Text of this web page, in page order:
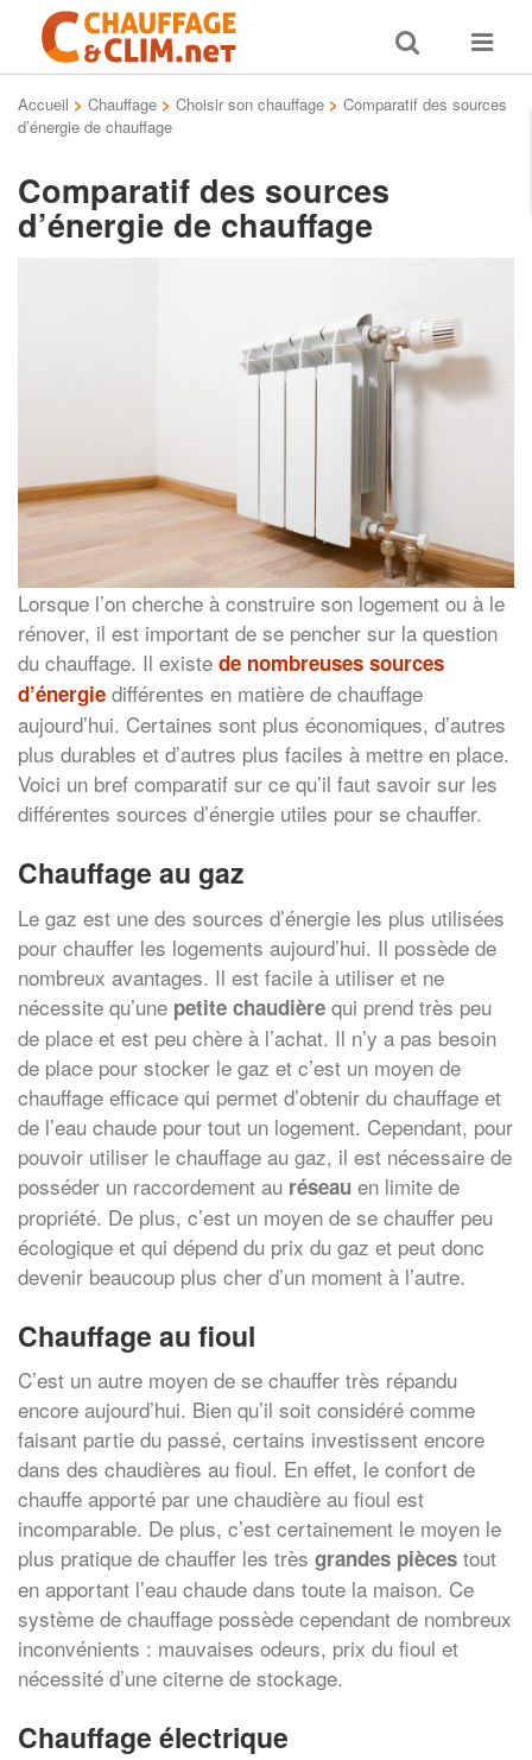
Toggle
search
Toggle
Accueil > Chauffage > Choisir son chauffage > Comparatif des sources
d’énergie de chauffage
Comparatif des sources
d’énergie de chauffage
Lorsque l’on cherche à construire son logement ou à le
rénover, il est important de se pencher sur la question
du chauffage. Il existe de nombreuses sources
d’énergie différentes en matière de chauffage
aujourd’hui. Certaines sont plus économiques, d’autres
plus durables et d’autres plus faciles à mettre en place.
Voici un bref comparatif sur ce qu’il faut savoir sur les
différentes sources d’énergie utiles pour se chauffer.
Chauffage au gaz
Le gaz est une des sources d’énergie les plus utilisées
pour chauffer les logements aujourd’hui. Il possède de
nombreux avantages. Il est facile à utiliser et ne
nécessite qu’une petite chaudière qui prend très peu
de place et est peu chère à l’achat. Il n’y a pas besoin
de place pour stocker le gaz et c’est un moyen de
chauffage efficace qui permet d’obtenir du chauffage et
de l’eau chaude pour tout un logement. Cependant, pour
pouvoir utiliser le chauffage au gaz, il est nécessaire de
posséder un raccordement au réseau en limite de
propriété. De plus, c’est un moyen de se chauffer peu
écologique et qui dépend du prix du gaz et peut donc
devenir beaucoup plus cher d’un moment à l’autre.
Chauffage au fioul
C’est un autre moyen de se chauffer très répandu
encore aujourd’hui. Bien qu’il soit considéré comme
faisant partie du passé, certains investissent encore
dans des chaudières au fioul. En effet, le confort de
chauffe apporté par une chaudière au fioul est
incomparable. De plus, c’est certainement le moyen le
plus pratique de chauffer les très grandes pièces tout
en apportant l’eau chaude dans toute la maison. Ce
système de chauffage possède cependant de nombreux
inconvénients : mauvaises odeurs, prix du fioul et
nécessité d’une citerne de stockage.
Chauffage électrique